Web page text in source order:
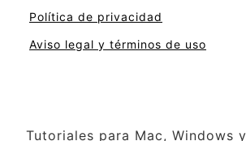
Política de privacidad
Aviso legal y términos de uso
Tutoriales para Mac, Windows